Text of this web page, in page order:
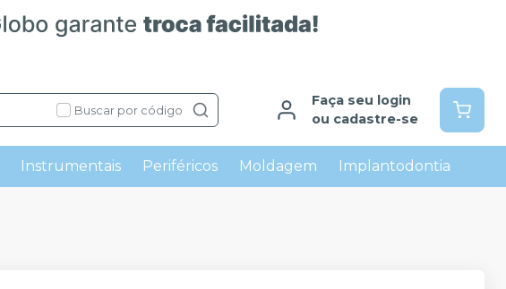
Buscar por código
Faça seu login
ou cadastre-se
Instrumentais Periféricos Moldagem Implantodontia